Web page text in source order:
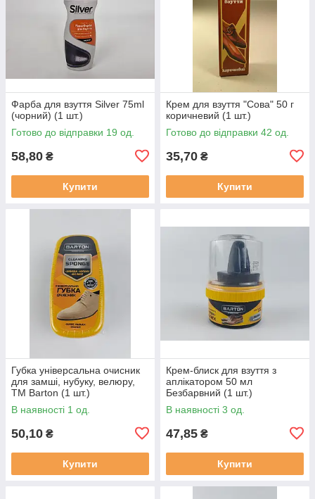
Фарба для взуття Silver 75ml
(чорний) (1 шт.)
Готово до відправки 19 од.
58,80 ₴
Купити
Крем для взуття "Сова" 50 г
коричневий (1 шт.)
Готово до відправки 42 од.
35,70 ₴
Купити
Губка універсальна очисник
для замші, нубуку, велюру,
ТМ Barton (1 шт.)
В наявності 1 од.
50,10 ₴
Купити
Крем-блиск для взуття з
аплікатором 50 мл
Безбарвний (1 шт.)
В наявності 3 од.
47,85 ₴
Купити